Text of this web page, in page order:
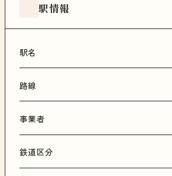
駅情報
駅名
路線
事業者
鉄道区分